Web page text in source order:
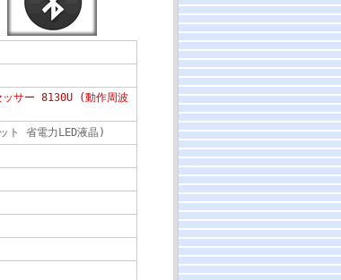
サー 8130U (動作周波
ト 省電力LED液晶)